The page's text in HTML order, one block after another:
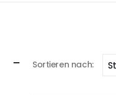
Sortieren nach: